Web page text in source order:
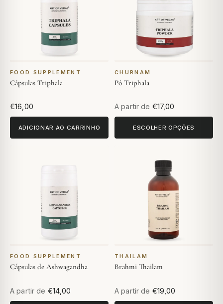
FOOD SUPPLEMENT
Cápsulas Triphala
€16,00
ADICIONAR AO CARRINHO
CHURNAM
Pó Triphala
A partir de €17,00
ESCOLHER OPÇÕES
FOOD SUPPLEMENT
Cápsulas de Ashwagandha
A partir de €14,00
THAILAM
Brahmi Thailam
A partir de €19,00